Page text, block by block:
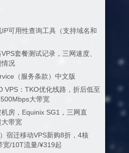
可用性查询工具（支持域名和
套餐测试记录，三网速度、
情况
（服务条款）中文版
VPS：TKO优化线路，折后低至
大带宽
房，Equinix SG1，三网直
带宽
宿迁移动VPS新购8折，4核
宽/10T流量/¥319起